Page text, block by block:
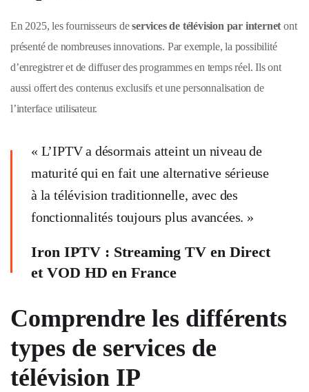
En 2025, les fournisseurs deservices de télévision par internet ont
présenté de nombreuses innovations. Par exemple, la possibilité
d’enregistrer et de diffuser des programmes en temps réel. Ils ont
aussi offert des contenus exclusifs et une personnalisation de
l’interface utilisateur.
« L’IPTV a désormais atteint un niveau de
maturité qui en fait une alternative sérieuse
à la télévision traditionnelle, avec des
fonctionnalités toujours plus avancées. »
Iron IPTV : Streaming TV en Direct
et VOD HD en France
Comprendre les différents
types de services de
télévision IP